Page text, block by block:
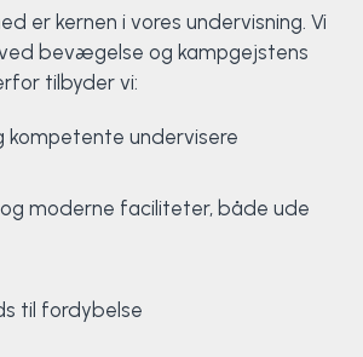
er kernen i vores undervisning. Vi
bevægelse og kampgejstens
tilbyder vi:
kompetente undervisere
moderne faciliteter, både ude
til fordybelse